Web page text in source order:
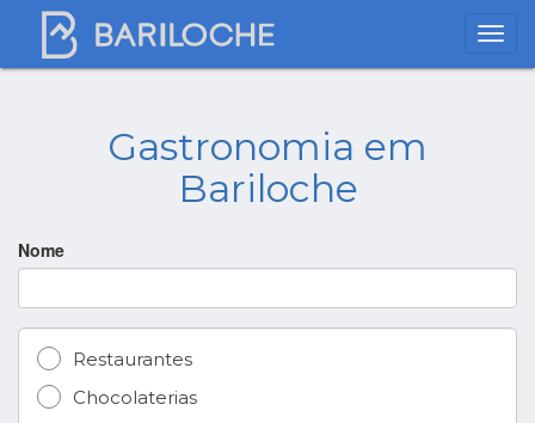
Gastronomia em
Bariloche
Nome
Restaurantes
Chocolaterias